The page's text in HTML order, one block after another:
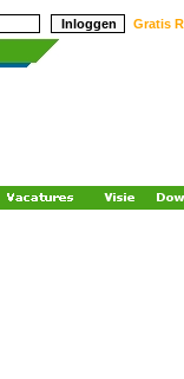
Gratis